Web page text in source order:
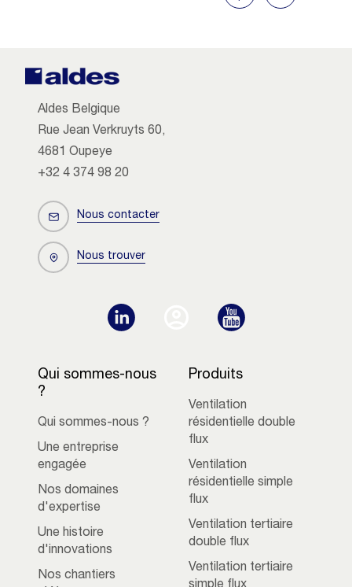
Aldes Belgique
Rue Jean Verkruyts 60,
4681 Oupeye
+32 4 374 98 20
Nous contacter
Nous trouver
Qui sommes-nous
?
Qui sommes-nous ?
Une entreprise
engagée
Nos domaines
d'expertise
Une histoire
d'innovations
Nos chantiers
Produits
Ventilation
résidentielle double
flux
Ventilation
résidentielle simple
flux
Ventilation tertiaire
double flux
Ventilation tertiaire